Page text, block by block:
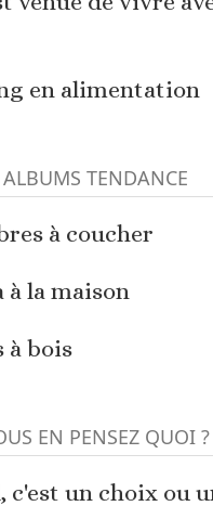
en alimentation
ALBUMS TENDANCE
à coucher
à la maison
à bois
EN PENSEZ QUOI ?
c'est un choix ou